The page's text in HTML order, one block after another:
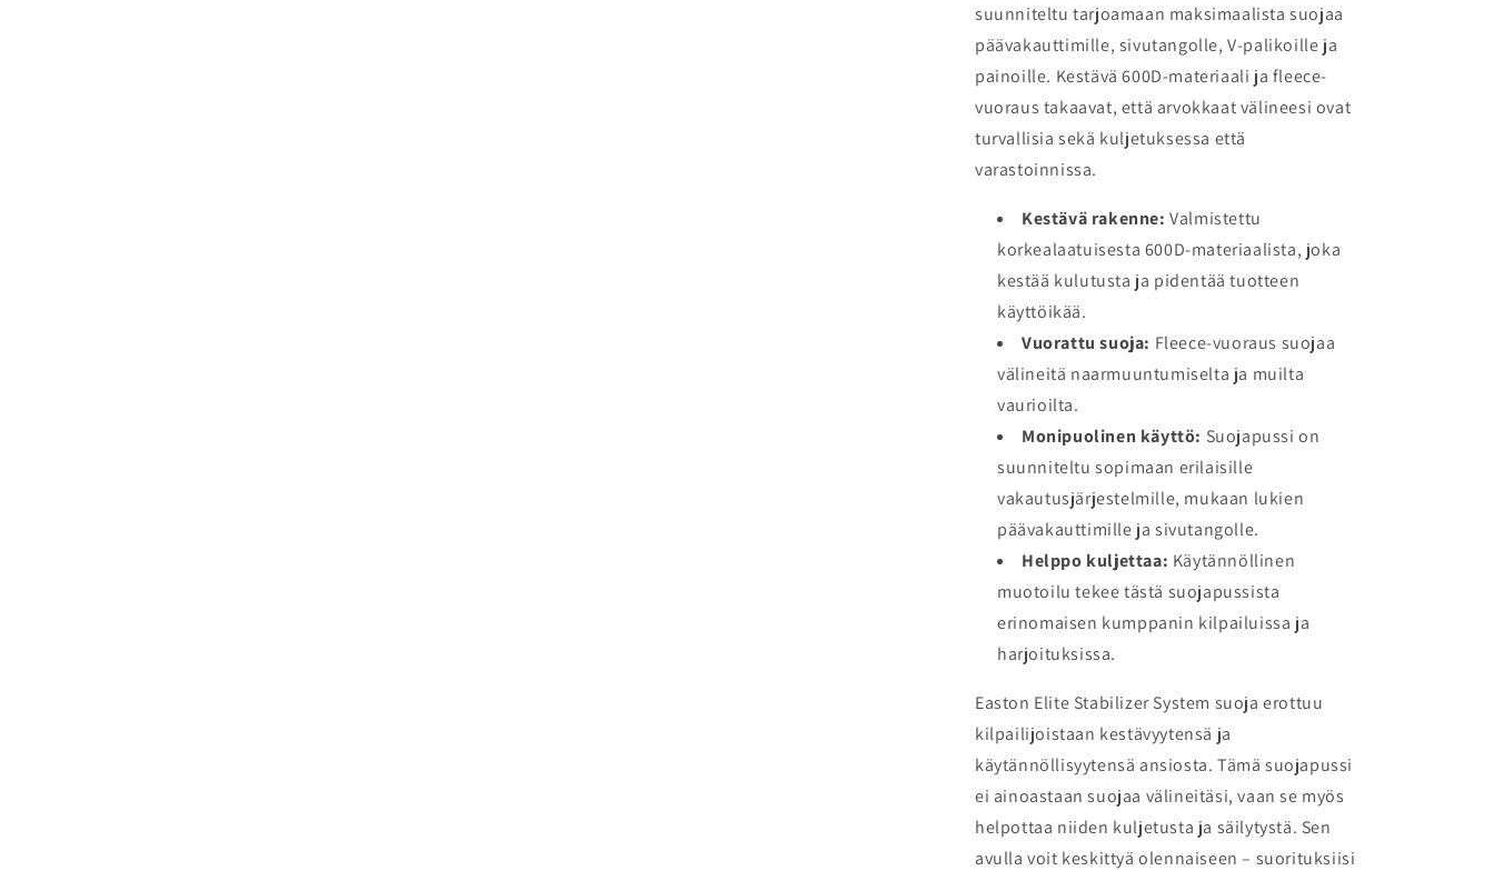
suunniteltu tarjoamaan maksimaalista suojaa
päävakauttimille, sivutangolle, V-palikoille ja
painoille. Kestävä 600D-materiaali ja fleece-
vuoraus takaavat, että arvokkaat välineesi ovat
turvallisia sekä kuljetuksessa että
varastoinnissa.
Kestävä rakenne: Valmistettu
korkealaatuisesta 600D-materiaalista, joka
kestää kulutusta ja pidentää tuotteen
käyttöikää.
Vuorattu suoja: Fleece-vuoraus suojaa
välineitä naarmuuntumiselta ja muilta
vaurioilta.
Monipuolinen käyttö: Suojapussi on
suunniteltu sopimaan erilaisille
vakautusjärjestelmille, mukaan lukien
päävakauttimille ja sivutangolle.
Helppo kuljettaa: Käytännöllinen
muotoilu tekee tästä suojapussista
erinomaisen kumppanin kilpailuissa ja
harjoituksissa.
Easton Elite Stabilizer System suoja erottuu
kilpailijoistaan kestävyytensä ja
käytännöllisyytensä ansiosta. Tämä suojapussi
ei ainoastaan suojaa välineitäsi, vaan se myös
helpottaa niiden kuljetusta ja säilytystä. Sen
avulla voit keskittyä olennaiseen – suorituksiisi